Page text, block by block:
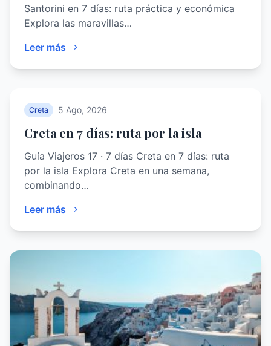
Santorini en 7 días: ruta práctica y económica
Explora las maravillas…
Leer más
Creta 5 Ago, 2026
Creta en 7 días: ruta por la isla
Guía Viajeros 17 · 7 días Creta en 7 días: ruta
por la isla Explora Creta en una semana,
combinando…
Leer más